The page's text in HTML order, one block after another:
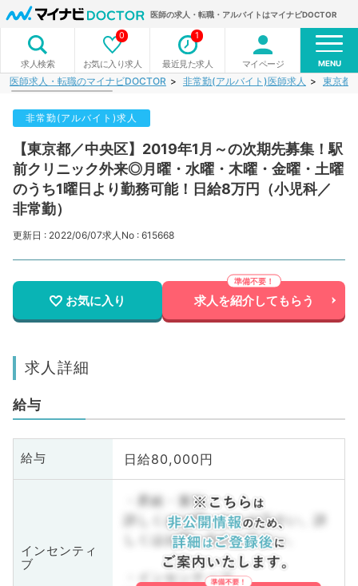
医師の求人・転職・アルバイトはマイナビDOCTOR
求人検索 お気に入り求人
0
最近見た求人
1
マイページ MENU
医師求人・転職のマイナビDOCTOR 非常勤(アルバイト)医師求人 東京都
非常勤(アルバイト)求人
【東京都／中央区】2019年1月～の次期先募集！駅
前クリニック外来◎月曜・水曜・木曜・金曜・土曜
のうち1曜日より勤務可能！日給8万円（小児科／
非常勤）
更新日 : 2022/06/07求人No : 615668
お気に入り 求人を紹介してもらう
求人詳細
給与
給与 日給80,000円
インセンティ
ブ
・昇給・賞与
詳しくはお問い合わせ下さい。詳
しくはお問い合わせ下さい。
・インセンティブ